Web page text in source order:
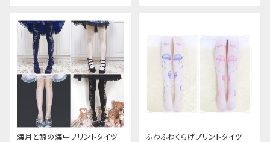
海月と鯨の海中プリントタイツ ふわふわくらげプリントタイツ